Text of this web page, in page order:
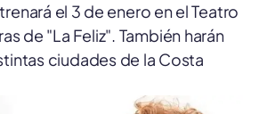
el 3 de enero en el Teatro
de "La Feliz". También harán
ciudades de la Costa